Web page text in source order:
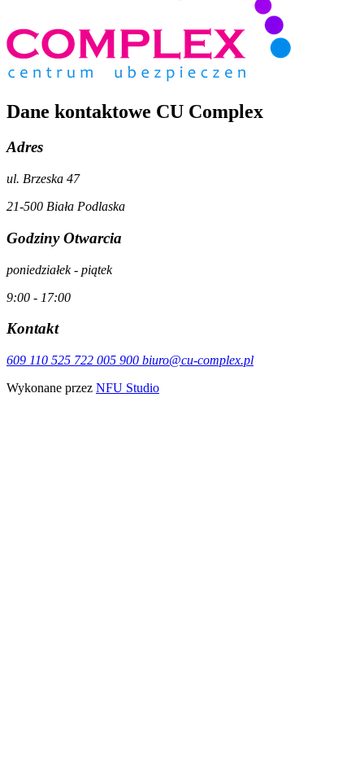
Dane kontaktowe CU Complex
Adres
ul. Brzeska 47
21-500 Biała Podlaska
Godziny Otwarcia
poniedziałek - piątek
9:00 - 17:00
Kontakt
609 110 525 722 005 900 biuro@cu-complex.pl
Wykonane przez NFU Studio